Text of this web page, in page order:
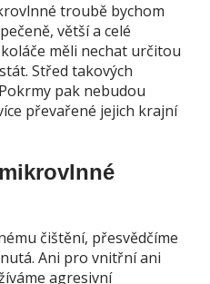
troubě bychom
větší a celé
měli nechat určitou
Střed takových
pak nebudou
převařené jejich krajní
čištění, přesvědčíme
Ani pro vnitřní ani
agresivní